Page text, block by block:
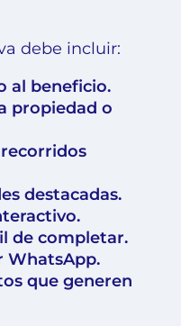
debe incluir:
al beneficio.
propiedad o
destacadas.
de completar.
WhatsApp.
que generen